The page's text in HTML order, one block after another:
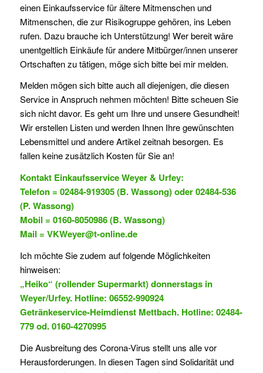
einen Einkaufsservice für ältere Mitmenschen und
Mitmenschen, die zur Risikogruppe gehören, ins Leben
rufen. Dazu brauche ich Unterstützung! Wer bereit wäre
unentgeltlich Einkäufe für andere Mitbürger/innen unserer
Ortschaften zu tätigen, möge sich bitte bei mir melden.
Melden mögen sich bitte auch all diejenigen, die diesen
Service in Anspruch nehmen möchten! Bitte scheuen Sie
sich nicht davor. Es geht um Ihre und unsere Gesundheit!
Wir erstellen Listen und werden Ihnen Ihre gewünschten
Lebensmittel und andere Artikel zeitnah besorgen. Es
fallen keine zusätzlich Kosten für Sie an!
Kontakt Einkaufsservice Weyer & Urfey:
Telefon = 02484-919305 (B. Wassong) oder 02484-536
(P. Wassong)
Mobil = 0160-8050986 (B. Wassong)
Mail = VKWeyer@t-online.de
Ich möchte Sie zudem auf folgende Möglichkeiten
hinweisen:
„Heiko“ (rollender Supermarkt) donnerstags in
Weyer/Urfey. Hotline: 06552-990924
Getränkeservice-Heimdienst Mettbach. Hotline: 02484-
779 od. 0160-4270995
Die Ausbreitung des Corona-Virus stellt uns alle vor
Herausforderungen. In diesen Tagen sind Solidarität und